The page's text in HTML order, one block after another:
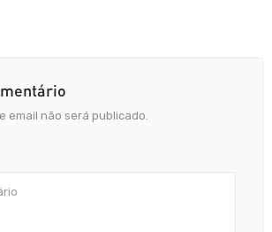
email não será publicado.